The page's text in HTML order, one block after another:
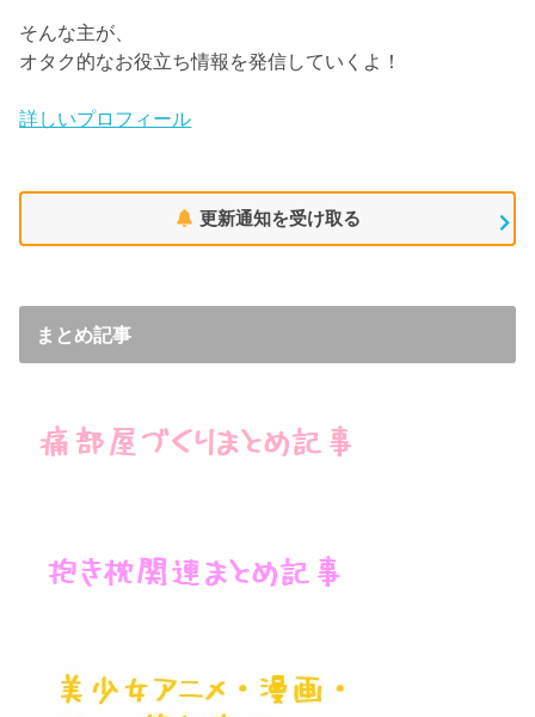
そんな主が、
オタク的なお役立ち情報を発信していくよ！
詳しいプロフィール
更新通知を受け取る
まとめ記事